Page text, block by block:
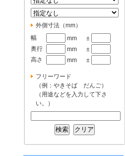
外側寸法（mm）
幅
mm
±
奥行
mm
±
高さ
mm ±
フリーワード
（例：やきそば だんご）
（用途などを入力して下さ
い。）